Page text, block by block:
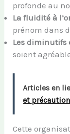
profonde au
La fluidité à
prénom dans
Les diminutifs
soient
Articles en
et
Cette